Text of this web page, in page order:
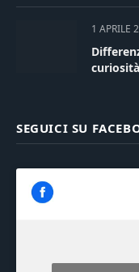
1 APRILE
curiosità
SEGUICI SU